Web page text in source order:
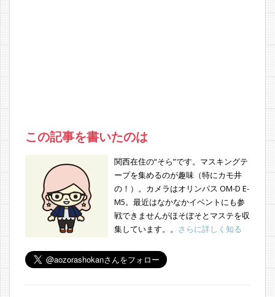
この記事を書いたのは
関西在住の“そら”です。マスキングテ
ープを集めるのが趣味（特にカモ井
の！）。カメラはオリンパス OM-D E-
M5。最近はなかなかイベントにも参
戦できませんがほそぼそとマステを収
集しています。。 さらに詳しく知る